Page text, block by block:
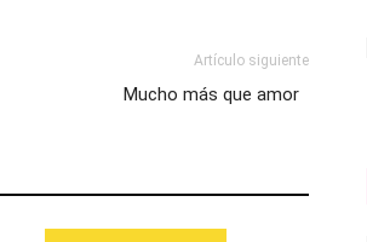
Artículo siguiente
Mucho más que amor